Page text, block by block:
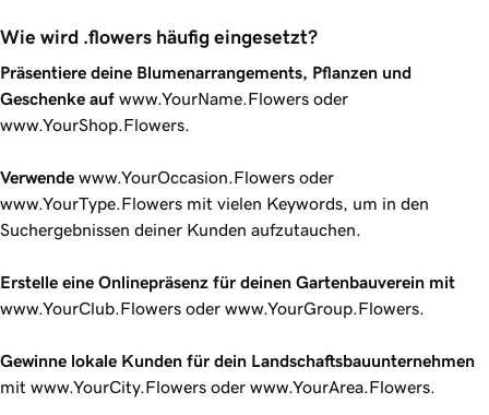
Wie wird .flowers häufig eingesetzt?
Präsentiere deine Blumenarrangements, Pflanzen und
Geschenke auf www.YourName.Flowers oder
www.YourShop.Flowers.
Verwende www.YourOccasion.Flowers oder
www.YourType.Flowers mit vielen Keywords, um in den
Suchergebnissen deiner Kunden aufzutauchen.
Erstelle eine Onlinepräsenz für deinen Gartenbauverein mit
www.YourClub.Flowers oder www.YourGroup.Flowers.
Gewinne lokale Kunden für dein Landschaftsbauunternehmen
mit www.YourCity.Flowers oder www.YourArea.Flowers.